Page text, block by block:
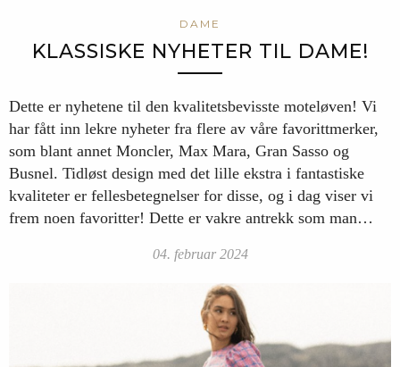
DAME
KLASSISKE NYHETER TIL DAME!
Dette er nyhetene til den kvalitetsbevisste moteløven! Vi
har fått inn lekre nyheter fra flere av våre favorittmerker,
som blant annet Moncler, Max Mara, Gran Sasso og
Busnel. Tidløst design med det lille ekstra i fantastiske
kvaliteter er fellesbetegnelser for disse, og i dag viser vi
frem noen favoritter! Dette er vakre antrekk som man…
04. februar 2024